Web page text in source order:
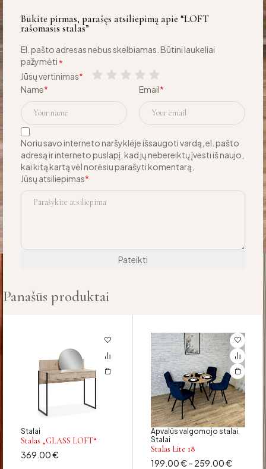
Būkite pirmas, parašęs atsiliepimą apie “LOFT
rašomasis stalas”
El. pašto adresas nebus skelbiamas. Būtini laukeliai
pažymėti *
Jūsų vertinimas*
Jūsų atsiliepimas*
Name* Email*
Noriu savo interneto naršyklėje išsaugoti vardą, el. pašto
adresą ir interneto puslapį, kad jų nebereiktų įvesti iš naujo,
kai kitą kartą vėl norėsiu parašyti komentarą.
Panašūs produktai
Stalai
Stalas „GLASS LOFT“
369.00€
Apvalūs valgomojo stalai
Stalai
Stalas Lite 18
199.00€ – 259.00€